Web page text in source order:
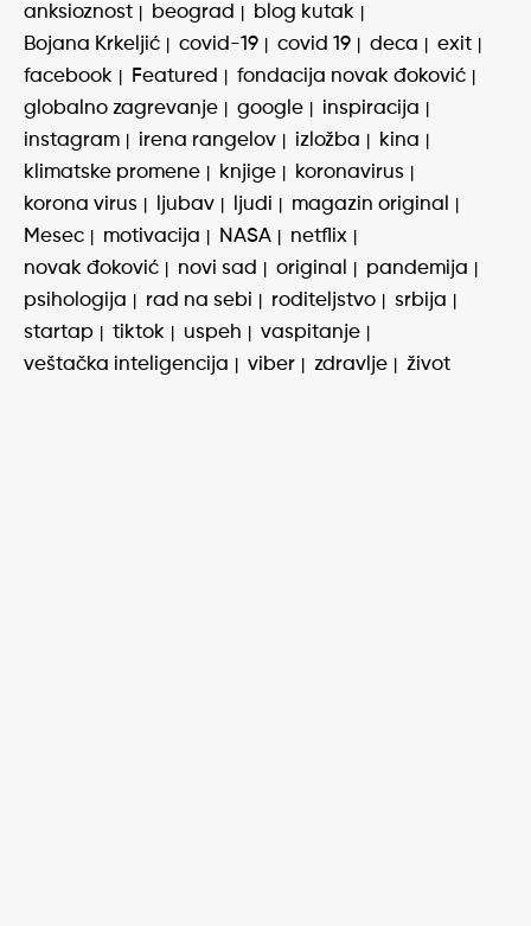
anksioznost beograd
blog kutak
Bojana Krkeljić
covid-19 covid 19 deca
exit
facebook
Featured
fondacija novak đoković
globalno zagrevanje
google
inspiracija
instagram
irena rangelov izložba
kina
klimatske promene
knjige
koronavirus
korona virus
ljubav ljudi
magazin original
Mesec
motivacija NASA
netflix
novak đoković
novi sad original
pandemija
psihologija
rad na sebi roditeljstvo
srbija
startap
tiktok uspeh
vaspitanje
veštačka inteligencija
viber zdravlje život